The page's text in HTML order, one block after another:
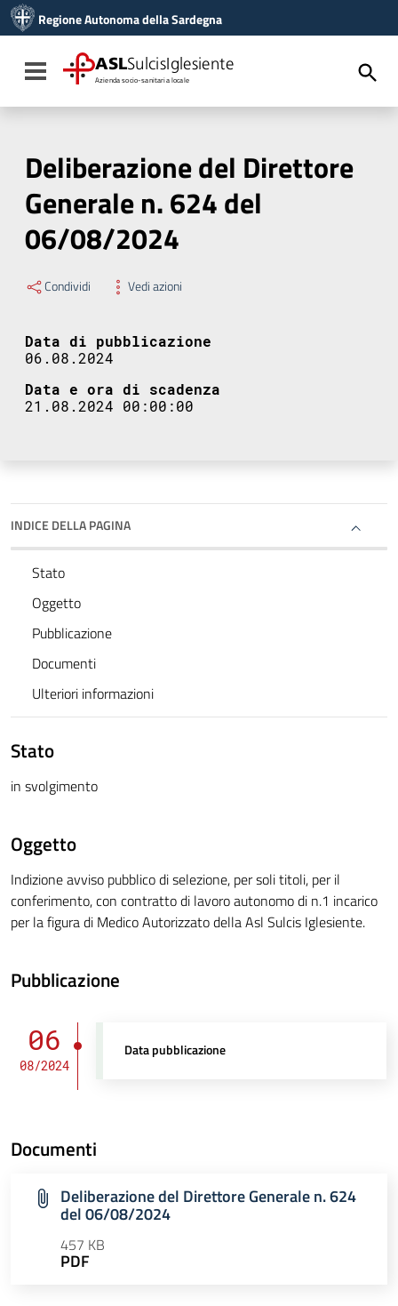
Vai al menu di navigazione
Vai al footer
Regione Autonoma della Sardegna
Toggle navigation
ASLSulcisIglesiente
Azienda socio-sanitaria locale
Deliberazione del Direttore
Generale n. 624 del
06/08/2024
Condividi Vedi azioni
Data di pubblicazione
06.08.2024
Data e ora di scadenza
21.08.2024 00:00:00
INDICE DELLA PAGINA
Stato
Oggetto
Pubblicazione
Documenti
Ulteriori informazioni
Stato
in svolgimento
Oggetto
Indizione avviso pubblico di selezione, per soli titoli, per il
conferimento, con contratto di lavoro autonomo di n.1 incarico
per la figura di Medico Autorizzato della Asl Sulcis Iglesiente.
Pubblicazione
06
08/2024
Data pubblicazione
Documenti
Deliberazione del Direttore Generale n. 624
del 06/08/2024
457 KB
PDF